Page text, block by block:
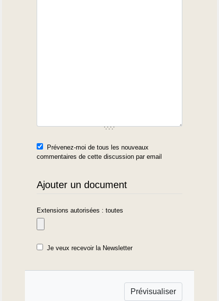
Prévenez-moi de tous les nouveaux
commentaires de cette discussion par email
Ajouter un document
Extensions autorisées : toutes
Je veux recevoir la Newsletter